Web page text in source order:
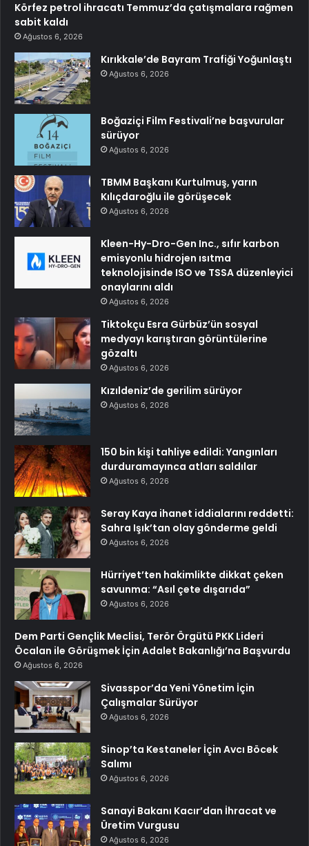
Körfez petrol ihracatı Temmuz’da çatışmalara rağmen
sabit kaldı
Ağustos 6, 2026
Kırıkkale’de Bayram Trafiği Yoğunlaştı
Ağustos 6, 2026
Boğaziçi Film Festivali’ne başvurular
sürüyor
Ağustos 6, 2026
TBMM Başkanı Kurtulmuş, yarın
Kılıçdaroğlu ile görüşecek
Ağustos 6, 2026
Kleen-Hy-Dro-Gen Inc., sıfır karbon
emisyonlu hidrojen ısıtma
teknolojisinde ISO ve TSSA düzenleyici
onaylarını aldı
Ağustos 6, 2026
Tiktokçu Esra Gürbüz’ün sosyal
medyayı karıştıran görüntülerine
gözaltı
Ağustos 6, 2026
Kızıldeniz’de gerilim sürüyor
Ağustos 6, 2026
150 bin kişi tahliye edildi: Yangınları
durduramayınca atları saldılar
Ağustos 6, 2026
Seray Kaya ihanet iddialarını reddetti:
Sahra Işık’tan olay gönderme geldi
Ağustos 6, 2026
Hürriyet’ten hakimlikte dikkat çeken
savunma: “Asıl çete dışarıda”
Ağustos 6, 2026
Dem Parti Gençlik Meclisi, Terör Örgütü PKK Lideri
Öcalan ile Görüşmek İçin Adalet Bakanlığı’na Başvurdu
Ağustos 6, 2026
Sivasspor’da Yeni Yönetim İçin
Çalışmalar Sürüyor
Ağustos 6, 2026
Sinop’ta Kestaneler İçin Avcı Böcek
Salımı
Ağustos 6, 2026
Sanayi Bakanı Kacır’dan İhracat ve
Üretim Vurgusu
Ağustos 6, 2026